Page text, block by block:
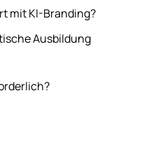
mit KI-Branding?
Ausbildung